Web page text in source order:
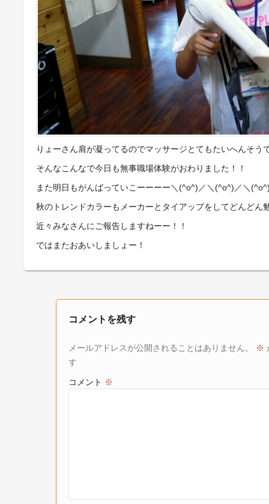
りょーさん肩が凝ってるのでマッサージとてもたいへんそう
そんなこんなで今日も無事職場体験がおわりました！！
また明日もがんばっていこーーーー＼(^o^)／＼(^o^)／＼
秋のトレンドカラーもメーカーとタイアップをしてどんどん
近々みなさんにご報告しますねーー！！
ではまたおあいしましょー！
コメントを残す
メールアドレスが公開されることはありません。 ※
す
コメント ※